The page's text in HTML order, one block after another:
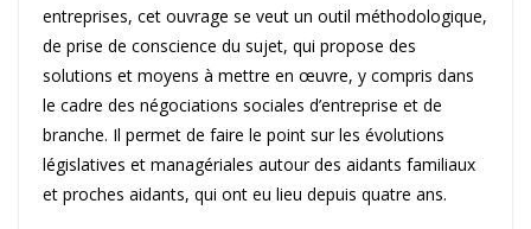
entreprises, cet ouvrage se veut un outil méthodologique,
de prise de conscience du sujet, qui propose des
solutions et moyens à mettre en œuvre, y compris dans
le cadre des négociations sociales d’entreprise et de
branche. Il permet de faire le point sur les évolutions
législatives et managériales autour des aidants familiaux
et proches aidants, qui ont eu lieu depuis quatre ans.